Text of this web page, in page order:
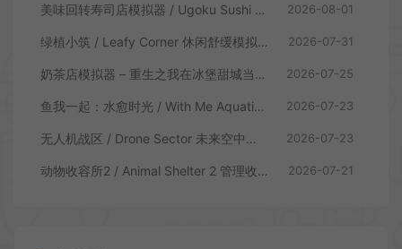
美味回转寿司店模拟器 / Ugoku Sushi Bar 休闲治愈模拟游戏 2026-08-01
绿植小筑 / Leafy Corner 休闲舒缓模拟游戏 2026-07-31
奶茶店模拟器 – 重生之我在冰堡甜城当店长 / Boba Cafe Simulator 模拟经营游戏 2026-07-25
鱼我一起：水愈时光 / With Me Aquatic Time 休闲养鱼游戏 2026-07-23
无人机战区 / Drone Sector 未来空中炮艇游戏 2026-07-23
动物收容所2 / Animal Shelter 2 管理收容模拟游戏 2026-07-21